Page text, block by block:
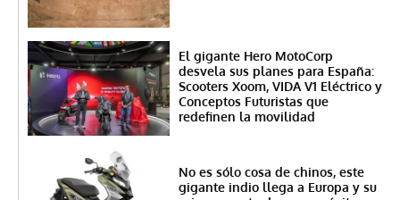
El gigante Hero MotoCorp
desvela sus planes para España:
Scooters Xoom, VIDA V1 Eléctrico y
Conceptos Futuristas que
redefinen la movilidad
No es sólo cosa de chinos, este
gigante indio llega a Europa y su